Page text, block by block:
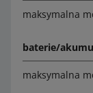
maksymalna
baterie/
maksymalna